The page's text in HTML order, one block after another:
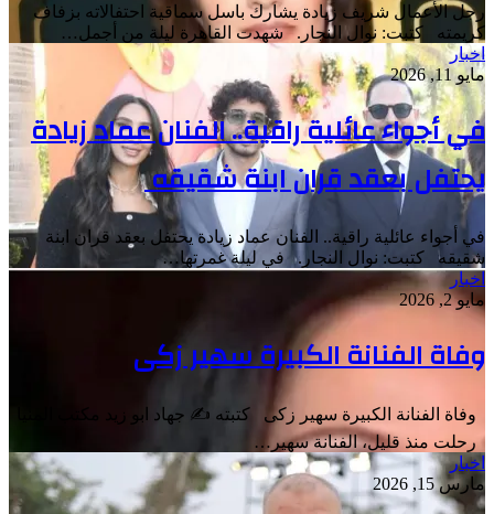
رجل الأعمال شريف زيادة يشارك باسل سماقية احتفالاته بزفاف
كريمته كتبت: نوال النجار. شهدت القاهرة ليلة من أجمل…
اخبار
مايو 11, 2026
في أجواء عائلية راقية.. الفنان عماد زيادة
يحتفل بعقد قران ابنة شقيقه
في أجواء عائلية راقية.. الفنان عماد زيادة يحتفل بعقد قران ابنة
شقيقه كتبت: نوال النجار. في ليلة غمرتها…
اخبار
مايو 2, 2026
وفاة الفنانة الكبيرة سهير زكى
وفاة الفنانة الكبيرة سهير زكى كتبته ✍️ جهاد ابو زيد مكتب المنيا
رحلت منذ قليل، الفنانة سهير…
اخبار
مارس 15, 2026